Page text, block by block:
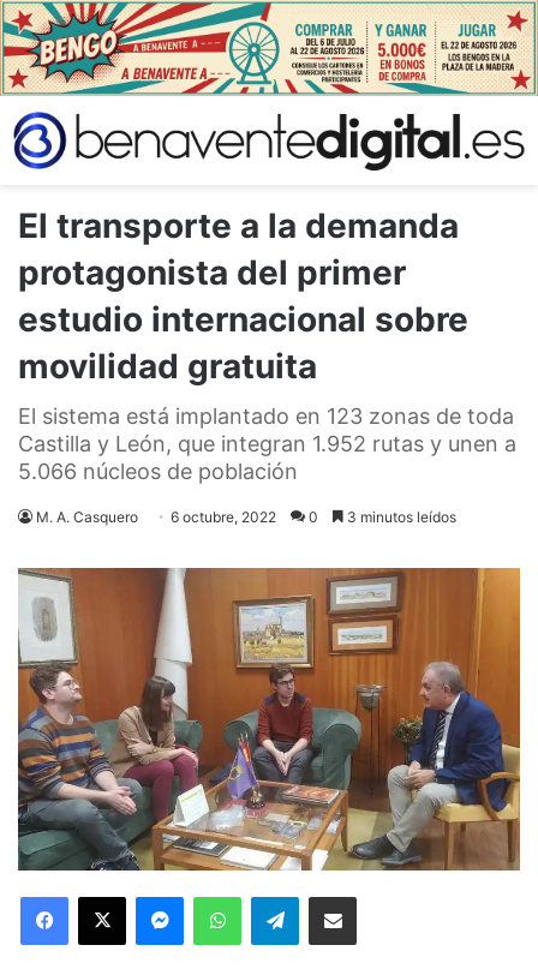
El transporte a la demanda
protagonista del primer
estudio internacional sobre
movilidad gratuita
El sistema está implantado en 123 zonas de toda
Castilla y León, que integran 1.952 rutas y unen a
5.066 núcleos de población
M. A. Casquero 6 octubre, 2022 0 3 minutos leídos
Facebook
X MessengerWhatsAppTelegramCompartir via Email